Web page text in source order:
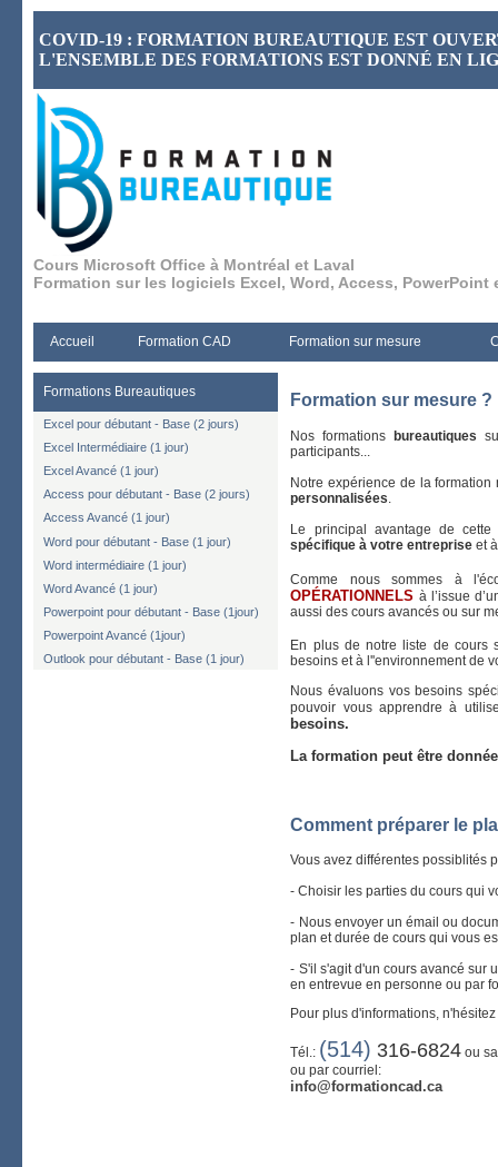
COVID-19 : FORMATION BUREAUTIQUE EST
L'ENSEMBLE DES FORMATIONS EST DONNÉ EN
Cours Microsoft Office à Montréal et Laval
Formation sur les logiciels Excel, Word, Access, PowerPoint
Accueil Formation CAD Formation sur mesure
Formations Bureautiques
Excel pour débutant - Base (2 jours)
Excel Intermédiaire (1 jour)
Excel Avancé (1 jour)
Access pour débutant - Base (2 jours)
Access Avancé (1 jour)
Word pour débutant - Base (1 jour)
Word intermédiaire (1 jour)
Word Avancé (1 jour)
Powerpoint pour débutant - Base (1jour)
Powerpoint Avancé (1jour)
Outlook pour débutant - Base (1 jour)
Formation sur mesure
Nos formations bureautiques
participants...
Notre expérience de la
personnalisées.
Le principal avantage de cette
spécifique à votre entreprise et
Comme nous sommes à
OPÉRATIONNELS à l’issue
aussi des cours avancés ou sur
En plus de notre liste de cours
besoins et à l''environnement de
Nous évaluons vos besoins
pouvoir vous apprendre à
besoins.
La formation peut être
Comment préparer le
Vous avez différentes possiblités
- Choisir les parties du cours qui
- Nous envoyer un émail ou
plan et durée de cours qui vous
- S'il s'agit d'un cours avancé
en entrevue en personne ou par
Pour plus d'informations,
Tél.: (514) 316-6824 ou
ou par courriel:
info@formationcad.ca